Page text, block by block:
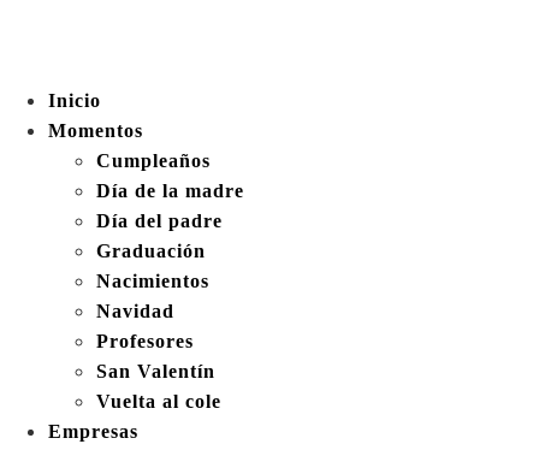
Inicio
Momentos
Cumpleaños
Día de la madre
Día del padre
Graduación
Nacimientos
Navidad
Profesores
San Valentín
Vuelta al cole
Empresas